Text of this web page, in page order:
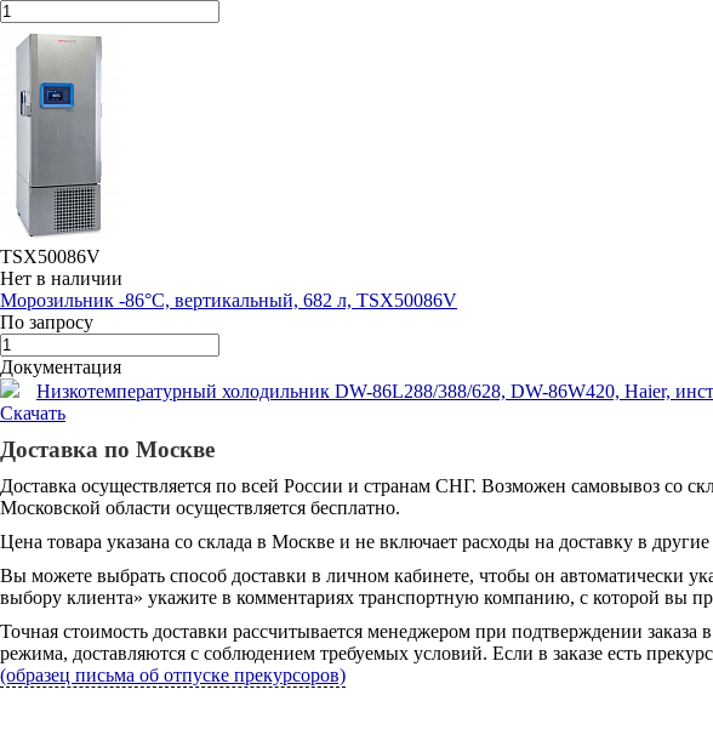
TSX50086V
Нет в наличии
Морозильник -86°С, вертикальный, 682 л, TSX50086V
По запросу
Документация
Низкотемпературный холодильник DW-86L288/388/628, DW-86W420, Haier,
Скачать
Доставка по Москве
Доставка осуществляется по всей России и странам СНГ. Возможен самовывоз со
Московской области осуществляется бесплатно.
Цена товара указана со склада в Москве и не включает расходы на доставку в другие
Вы можете выбрать способ доставки в личном кабинете, чтобы он автоматически
выбору клиента» укажите в комментариях транспортную компанию, с которой вы
Точная стоимость доставки рассчитывается менеджером при подтверждении
режима, доставляются с соблюдением требуемых условий. Если в заказе есть
(образец письма об отпуске прекурсоров)